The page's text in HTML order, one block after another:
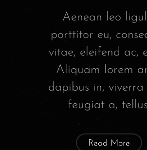
Aenean leo
porttitor eu,
vitae, eleifend ac,
Aliquam lorem
dapibus in, viverra
feugiat a,
Read More